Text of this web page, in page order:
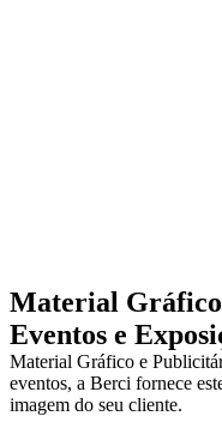
Material
Eventos e
Material Gráfico e
eventos, a Berci fornece
imagem do seu cliente.